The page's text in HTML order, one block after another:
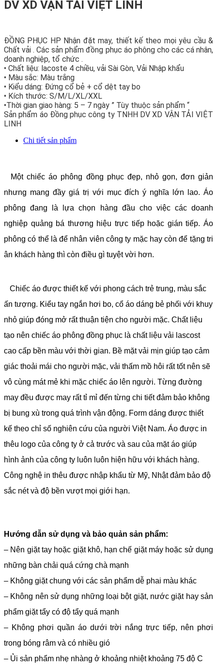
DV XD VẬN TẢI VIỆT LINH
ĐỒNG PHỤC HP Nhận đặt may, thiết kế theo mọi yêu cầu &
Chất vải . Các sản phẩm đồng phục áo phông cho các cá nhân,
doanh nghiệp, tổ chức .
• Chất liệu: lacoste 4 chiều, vải Sài Gòn, Vải Nhập khẩu
• Màu sắc: Màu trắng
• Kiểu dáng: Đứng cổ bẻ + cổ dệt tay bo
• Kích thước: S/M/L/XL/XXL
•Thời gian giao hàng: 5 – 7 ngày ” Tùy thuộc sản phẩm “
Sản phẩm áo Đồng phục công ty TNHH DV XD VẬN TẢI VIỆT
LINH
Chi tiết sản phẩm
Một chiếc áo phông đồng phục đẹp, nhỏ gọn, đơn giản
nhưng mang đầy giá trị với mục đích ý nghĩa lớn lao. Áo
phông đang là lựa chọn hàng đầu cho việc các doanh
nghiệp quảng bá thương hiệu trực tiếp hoặc gián tiếp. Áo
phông có thể là để nhân viên công ty mặc hay còn để tặng tri
ân khách hàng thì còn điều gì tuyệt vời hơn.
Chiếc áo được thiết kế với phong cách trẻ trung, màu sắc
ấn tượng. Kiểu tay ngắn hơi bo, cổ áo dáng bẻ phối với khuy
nhỏ giúp đóng mở rất thuận tiện cho người mặc. Chất liệu
tạo nên chiếc áo phông đồng phục là chất liệu vải lascost
cao cấp bền màu với thời gian. Bề mặt vải mịn giúp tạo cảm
giác thoải mái cho người mặc, vải thấm mồ hôi rất tốt nên sẽ
vô cùng mát mẻ khi mặc chiếc áo lên người. Từng đường
may đều được may rất tỉ mỉ đến từng chi tiết đảm bảo không
bị bung xù trong quá trình vận động. Form dáng được thiết
kế theo chỉ số nghiên cứu của người Việt Nam. Áo được in
thêu logo của công ty ở cả trước và sau của mặt áo giúp
hình ảnh của công ty luôn luôn hiện hữu với khách hàng.
Công nghệ in thêu được nhập khẩu từ Mỹ, Nhật đảm bảo độ
sắc nét và độ bền vượt mọi giới hạn.
Hướng dẫn sử dụng và bảo quản sản phẩm:
– Nên giặt tay hoặc giặt khô, hạn chế giặt máy hoặc sử dụng
những bàn chải quá cứng chà mạnh
– Không giặt chung với các sản phẩm dễ phai màu khác
– Không nên sử dụng những loại bột giặt, nước giặt hay sản
phẩm giặt tẩy có độ tẩy quá mạnh
– Không phơi quần áo dưới trời nắng trực tiếp, nên phơi
trong bóng râm và có nhiều gió
– Ủi sản phẩm nhẹ nhàng ở khoảng nhiệt khoảng 75 độ C